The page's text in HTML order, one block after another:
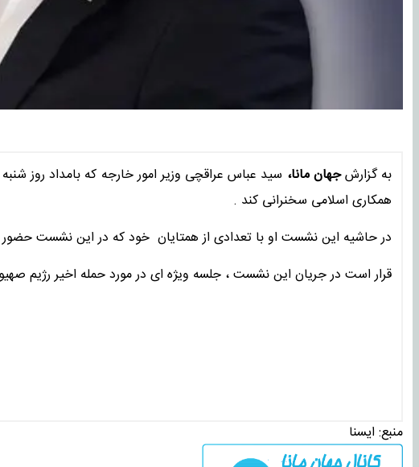
به گزارشجهان مانا، سید عباس عراقچی وزیر امور خارجه که بامداد روز
همکاری اسلامی سخنرانی کند .
در حاشیه این نشست او با تعدادی از همتایان خود که در این نشست حضور
قرار است در جریان این نشست ، جلسه ویژه ای در مورد حمله اخیر رژیم
منبع: ايسنا